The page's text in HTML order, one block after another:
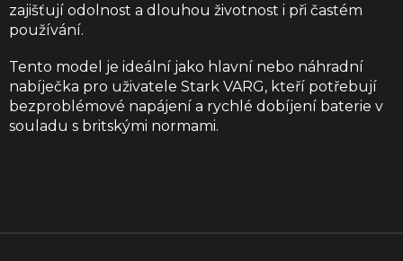
zajišťují odolnost a dlouhou životnost i při častém
používání.
Tento model je ideální jako hlavní nebo náhradní
nabíječka pro uživatele Stark VARG, kteří potřebují
bezproblémové napájení a rychlé dobíjení baterie v
souladu s britskými normami.